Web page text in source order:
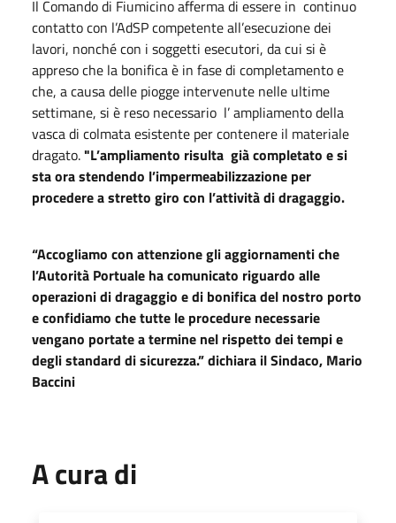
Il Comando di Fiumicino afferma di essere in continuo
contatto con l’AdSP competente all’esecuzione dei
lavori, nonché con i soggetti esecutori, da cui si è
appreso che la bonifica è in fase di completamento e
che, a causa delle piogge intervenute nelle ultime
settimane, si è reso necessario l’ ampliamento della
vasca di colmata esistente per contenere il materiale
dragato."L’ampliamento risulta già completato e si
sta ora stendendo l’impermeabilizzazione per
procedere a stretto giro con l’attività di dragaggio.
“Accogliamo con attenzione gli aggiornamenti che
l’Autorità Portuale ha comunicato riguardo alle
operazioni di dragaggio e di bonifica del nostro porto
e confidiamo che tutte le procedure necessarie
vengano portate a termine nel rispetto dei tempi e
degli standard di sicurezza.” dichiara il Sindaco, Mario
Baccini
A cura di